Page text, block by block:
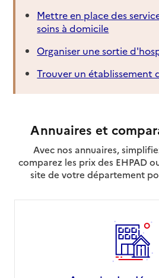
Mettre en place des
soins à domicile
Organiser une sortie
Trouver un établissement
Annuaires et
Avec nos annuaires,
comparez les prix des EHPAD
site de votre département